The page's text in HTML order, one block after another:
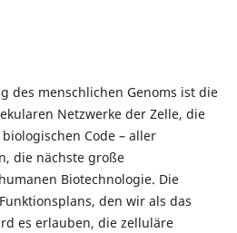
des menschlichen Genoms ist die
Netzwerke der Zelle, die
Code – aller
die nächste große
Biotechnologie. Die
den wir als das
es erlauben, die zelluläre